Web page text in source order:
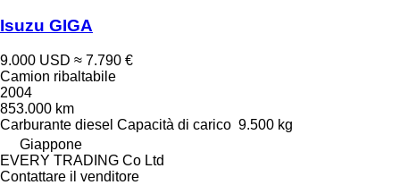
Isuzu GIGA
9.000 USD ≈ 7.790 €
Camion ribaltabile
2004
853.000 km
Carburante diesel Capacità di carico 9.500 kg
Giappone
EVERY TRADING Co Ltd
Contattare il venditore